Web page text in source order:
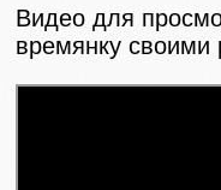
Видео для
времянку своими